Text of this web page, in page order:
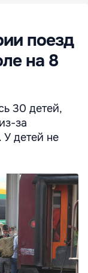
поезд
на 8
30 детей,
за
У детей не